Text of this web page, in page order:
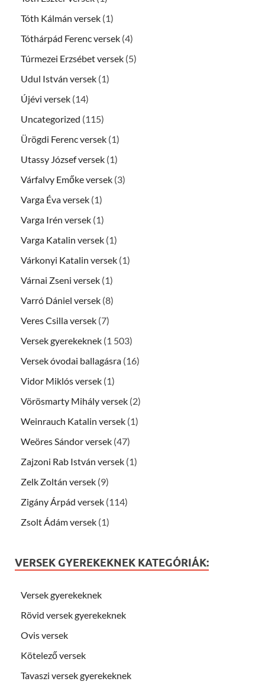
Tóth Kálmán versek (1)
Tóthárpád Ferenc versek (4)
Túrmezei Erzsébet versek (5)
Udul István versek (1)
Újévi versek (14)
Uncategorized (115)
Ürögdi Ferenc versek (1)
Utassy József versek (1)
Várfalvy Emőke versek (3)
Varga Éva versek (1)
Varga Irén versek (1)
Varga Katalin versek (1)
Várkonyi Katalin versek (1)
Várnai Zseni versek (1)
Varró Dániel versek (8)
Veres Csilla versek (7)
Versek gyerekeknek (1 503)
Versek óvodai ballagásra (16)
Vidor Miklós versek (1)
Vörösmarty Mihály versek (2)
Weinrauch Katalin versek (1)
Weöres Sándor versek (47)
Zajzoni Rab István versek (1)
Zelk Zoltán versek (9)
Zigány Árpád versek (114)
Zsolt Ádám versek (1)
VERSEK GYEREKEKNEK KATEGÓRIÁK:
Versek gyerekeknek
Rövid versek gyerekeknek
Ovis versek
Kötelező versek
Tavaszi versek gyerekeknek